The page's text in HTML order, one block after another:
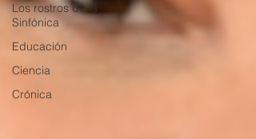
Los rostros de la
Sinfónica
Educación
Ciencia
Crónica